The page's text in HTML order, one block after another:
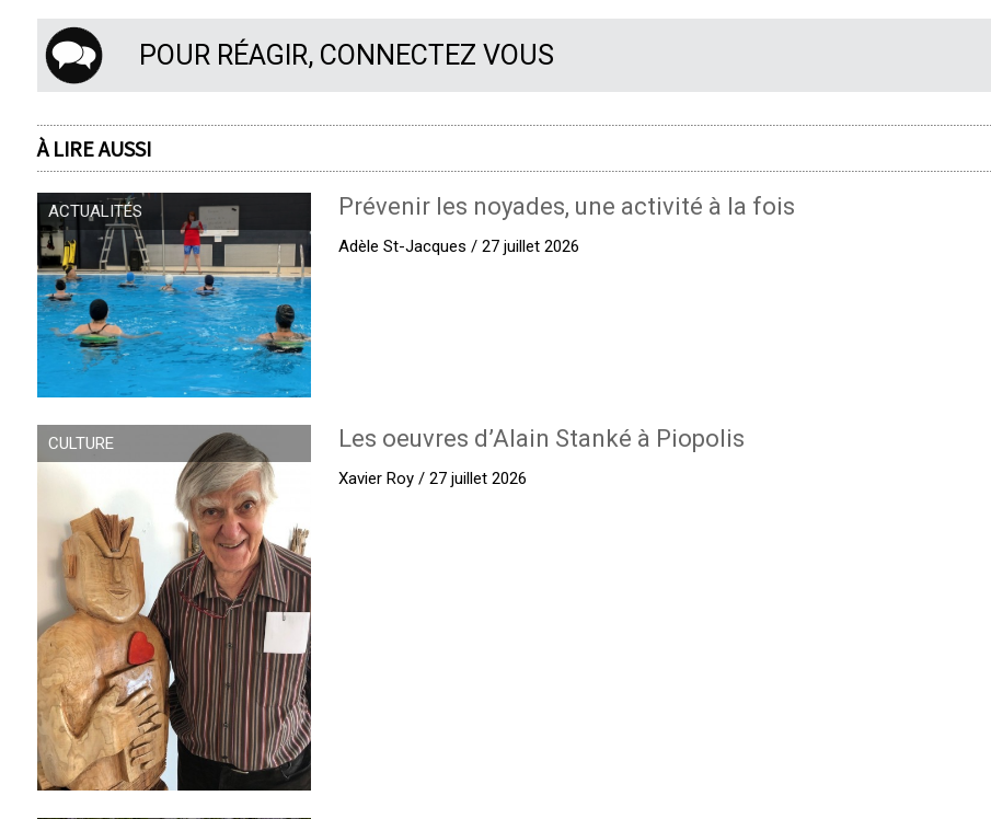
POUR RÉAGIR, CONNECTEZ VOUS
À LIRE AUSSI
ACTUALITÉS Prévenir les noyades, une activité à la fois
Adèle St-Jacques / 27 juillet 2026
CULTURE Les oeuvres d’Alain Stanké à Piopolis
Xavier Roy / 27 juillet 2026